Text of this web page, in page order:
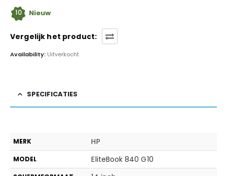
10 Nieuw
Vergelijk het product:
Availability: Uitverkocht
SPECIFICATIES
MERK HP
MODEL EliteBook 840 G10